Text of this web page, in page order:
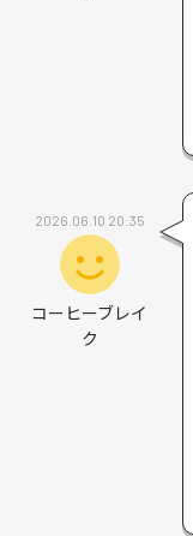
2026.06.10 20:35
コーヒーブレイ
ク